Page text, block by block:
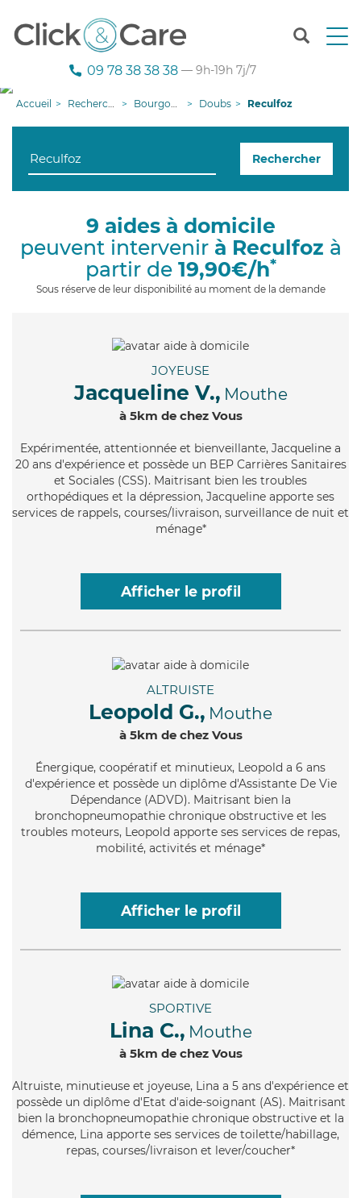
T
n
g
i
09 78 38 38 38 — 9h-19h 7j/7
Accueil Recherche aide à domicile Bourgogne-Franche-Comté Doubs Reculfoz
Rechercher
9 aides à domicile
peuvent intervenir à Reculfoz à
partir de 19,90€/h*
Sous réserve de leur disponibilité au moment de la demande
JOYEUSE
Jacqueline V., Mouthe
à 5km de chez Vous
Expérimentée, attentionnée et bienveillante, Jacqueline a
20 ans d'expérience et possède un BEP Carrières Sanitaires
et Sociales (CSS). Maitrisant bien les troubles
orthopédiques et la dépression, Jacqueline apporte ses
services de rappels, courses/livraison, surveillance de nuit et
ménage*
Afficher le profil
ALTRUISTE
Leopold G., Mouthe
à 5km de chez Vous
Énergique, coopératif et minutieux, Leopold a 6 ans
d'expérience et possède un diplôme d'Assistante De Vie
Dépendance (ADVD). Maitrisant bien la
bronchopneumopathie chronique obstructive et les
troubles moteurs, Leopold apporte ses services de repas,
mobilité, activités et ménage*
Afficher le profil
SPORTIVE
Lina C., Mouthe
à 5km de chez Vous
Altruiste, minutieuse et joyeuse, Lina a 5 ans d'expérience et
possède un diplôme d'Etat d'aide-soignant (AS). Maitrisant
bien la bronchopneumopathie chronique obstructive et la
démence, Lina apporte ses services de toilette/habillage,
repas, courses/livraison et lever/coucher*